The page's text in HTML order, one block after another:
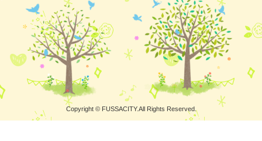
Copyright © FUSSACITY.All Rights Reserved.